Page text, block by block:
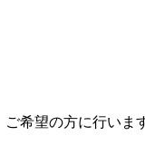
希望の方に行いま